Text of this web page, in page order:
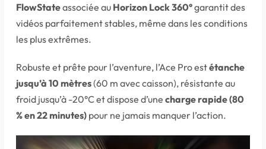
FlowStateassociée au Horizon Lock 360°garantit des
vidéos parfaitement stables, même dans les conditions
les plus extrêmes.
Robuste et prête pour l’aventure, l’Ace Pro estétanche
jusqu’à 10 mètres(60 m avec caisson), résistante au
froid jusqu’à -20°C et dispose d’une charge rapide (80
% en 22 minutes) pour ne jamais manquer l’action.
Lecteur